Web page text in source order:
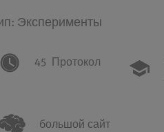
Эксперименты
45 Протокол
большой сайт